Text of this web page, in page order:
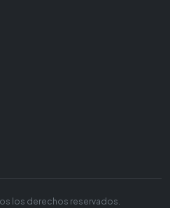
los derechos reservados.